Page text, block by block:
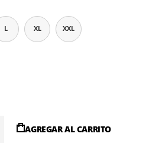
L XL XXL
AGREGAR AL CARRITO